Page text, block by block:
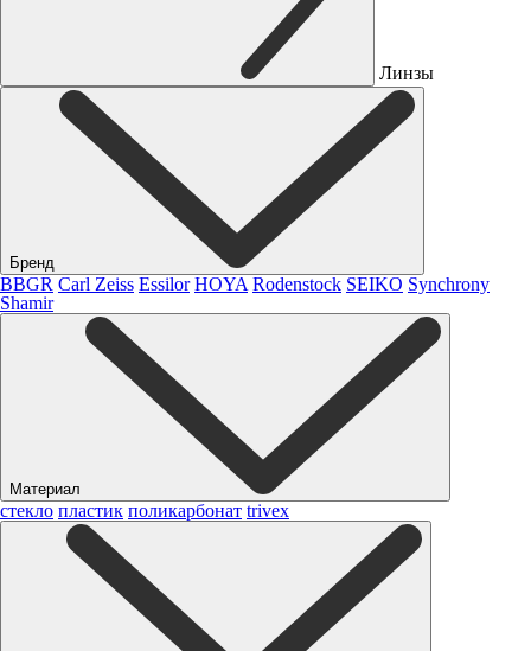
Линзы
Бренд
BBGR Carl Zeiss Essilor HOYA Rodenstock SEIKO Synchrony
Shamir
Материал
стекло пластик поликарбонат trivex